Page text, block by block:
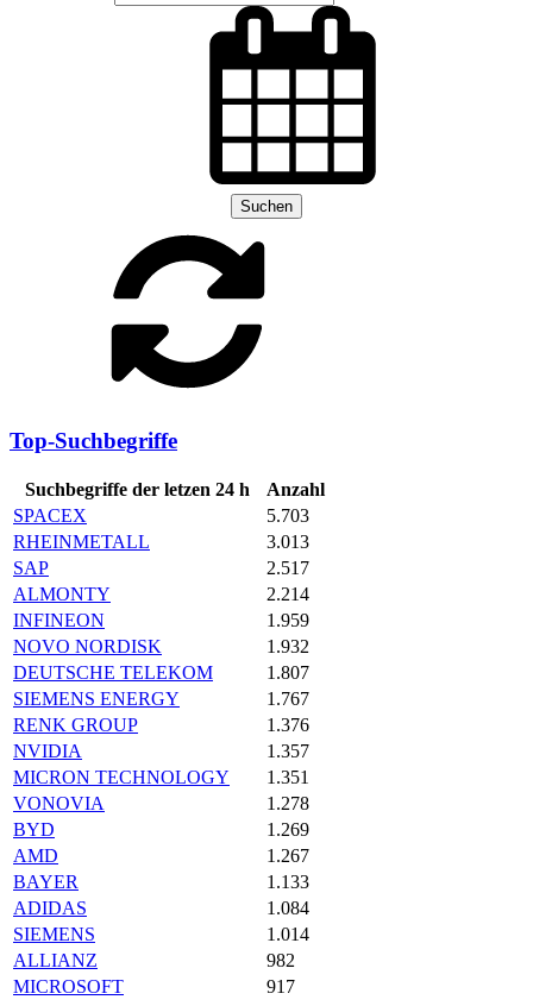
Suchen
Top-Suchbegriffe
Suchbegriffe der letzen 24 h
Anzahl
SPACEX
5.703
RHEINMETALL
3.013
SAP
2.517
ALMONTY
2.214
INFINEON
1.959
NOVO NORDISK
1.932
DEUTSCHE TELEKOM
1.807
SIEMENS ENERGY
1.767
RENK GROUP
1.376
NVIDIA
1.357
MICRON TECHNOLOGY
1.351
VONOVIA
1.278
BYD
1.269
AMD
1.267
BAYER
1.133
ADIDAS
1.084
SIEMENS
1.014
ALLIANZ
982
MICROSOFT
917